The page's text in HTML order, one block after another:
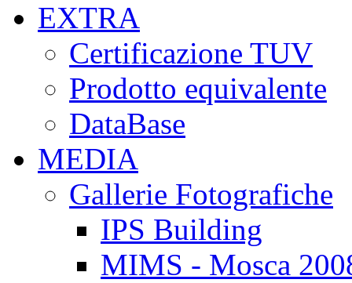
EXTRA
Certificazione TUV
Prodotto equivalente
DataBase
MEDIA
Gallerie Fotografiche
IPS Building
MIMS - Mosca